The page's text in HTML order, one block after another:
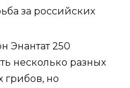
за российских
Энантат 250
несколько разных
грибов, но